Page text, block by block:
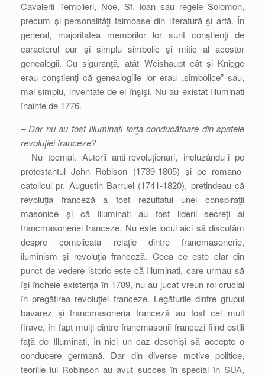
Cavalerii Templieri, Noe, Sf. Ioan sau regele Solomon,
precum şi personalităţi faimoase din literatură şi artă. În
general, majoritatea membrilor lor sunt conştienţi de
caracterul pur şi simplu simbolic şi mitic al acestor
genealogii. Cu siguranţă, atât Weishaupt cât şi Knigge
erau conştienţi că genealogiile lor erau „simbolice” sau,
mai simplu, inventate de ei înşişi. Nu au existat Illuminati
înainte de 1776.
– Dar nu au fost Illuminati forţa conducătoare din spatele
revoluţiei franceze?
– Nu tocmai. Autorii anti-revoluţionari, incluzându-i pe
protestantul John Robison (1739-1805) şi pe romano-
catolicul pr. Augustin Barruel (1741-1820), pretindeau că
revoluţia franceză a fost rezultatul unei conspiraţii
masonice şi că Illuminati au fost liderii secreţi ai
francmasoneriei franceze. Nu este locul aici să discutăm
despre complicata relaţie dintre francmasonerie,
iluminism şi revoluţia franceză. Ceea ce este clar din
punct de vedere istoric este că Illuminati, care urmau să
îşi încheie existenţa în 1789, nu au jucat vreun rol crucial
în pregătirea revoluţiei franceze. Legăturile dintre grupul
bavarez şi francmasoneria franceză au fost cel mult
firave, în fapt mulţi dintre francmasonii francezi fiind ostili
faţă de Illuminati, în nici un caz deschişi să accepte o
conducere germană. Dar din diverse motive politice,
teoriile lui Robinson au avut succes în special în SUA,